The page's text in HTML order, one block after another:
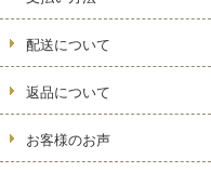
配送について
返品について
お客様のお声